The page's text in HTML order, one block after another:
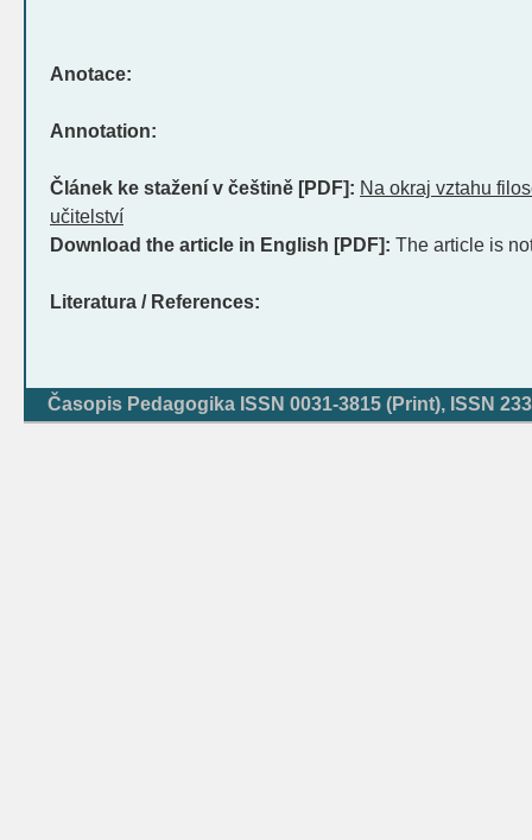
Anotace:
Annotation:
Článek ke stažení v češtině [PDF]: Na okraj vztahu
učitelství
Download the article in English [PDF]: The article is
Literatura / References:
Časopis Pedagogika ISSN 0031-3815 (Print), ISSN